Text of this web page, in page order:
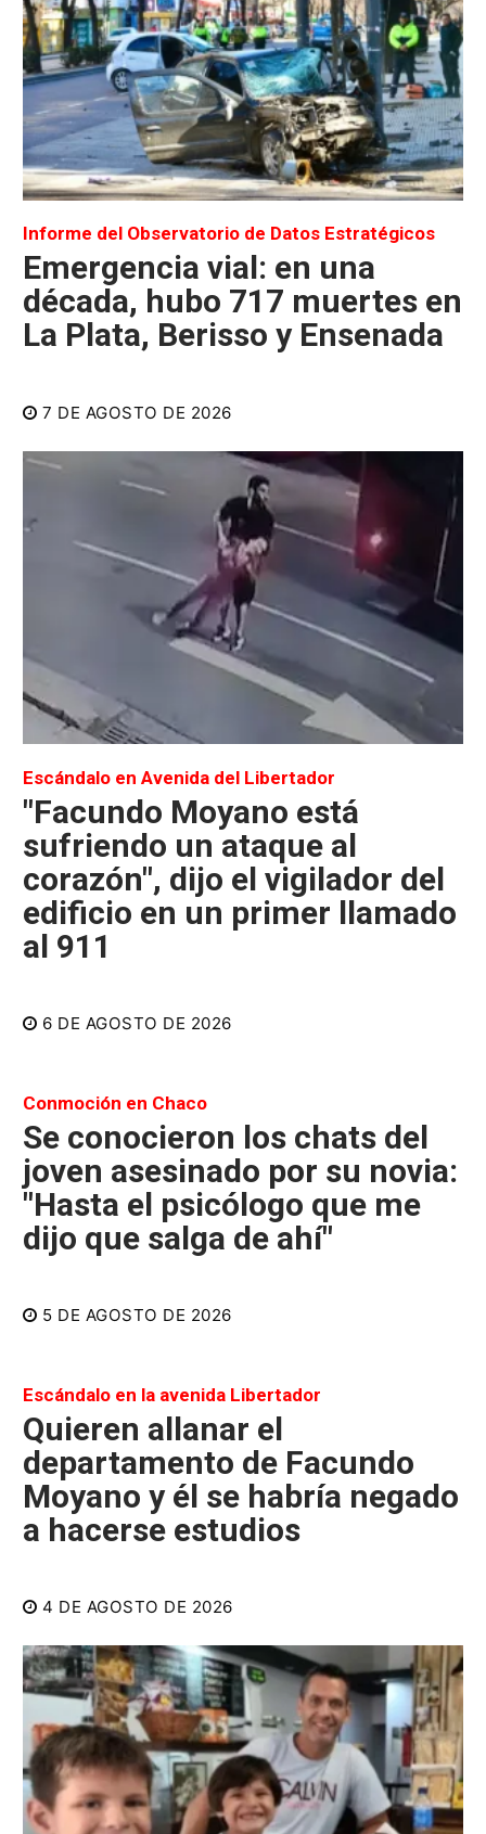
Informe del Observatorio de Datos Estratégicos
Emergencia vial: en una
década, hubo 717 muertes en
La Plata, Berisso y Ensenada
7 DE AGOSTO DE 2026
Escándalo en Avenida del Libertador
"Facundo Moyano está
sufriendo un ataque al
corazón", dijo el vigilador del
edificio en un primer llamado
al 911
6 DE AGOSTO DE 2026
Conmoción en Chaco
Se conocieron los chats del
joven asesinado por su novia:
"Hasta el psicólogo que me
dijo que salga de ahí"
5 DE AGOSTO DE 2026
Escándalo en la avenida Libertador
Quieren allanar el
departamento de Facundo
Moyano y él se habría negado
a hacerse estudios
4 DE AGOSTO DE 2026